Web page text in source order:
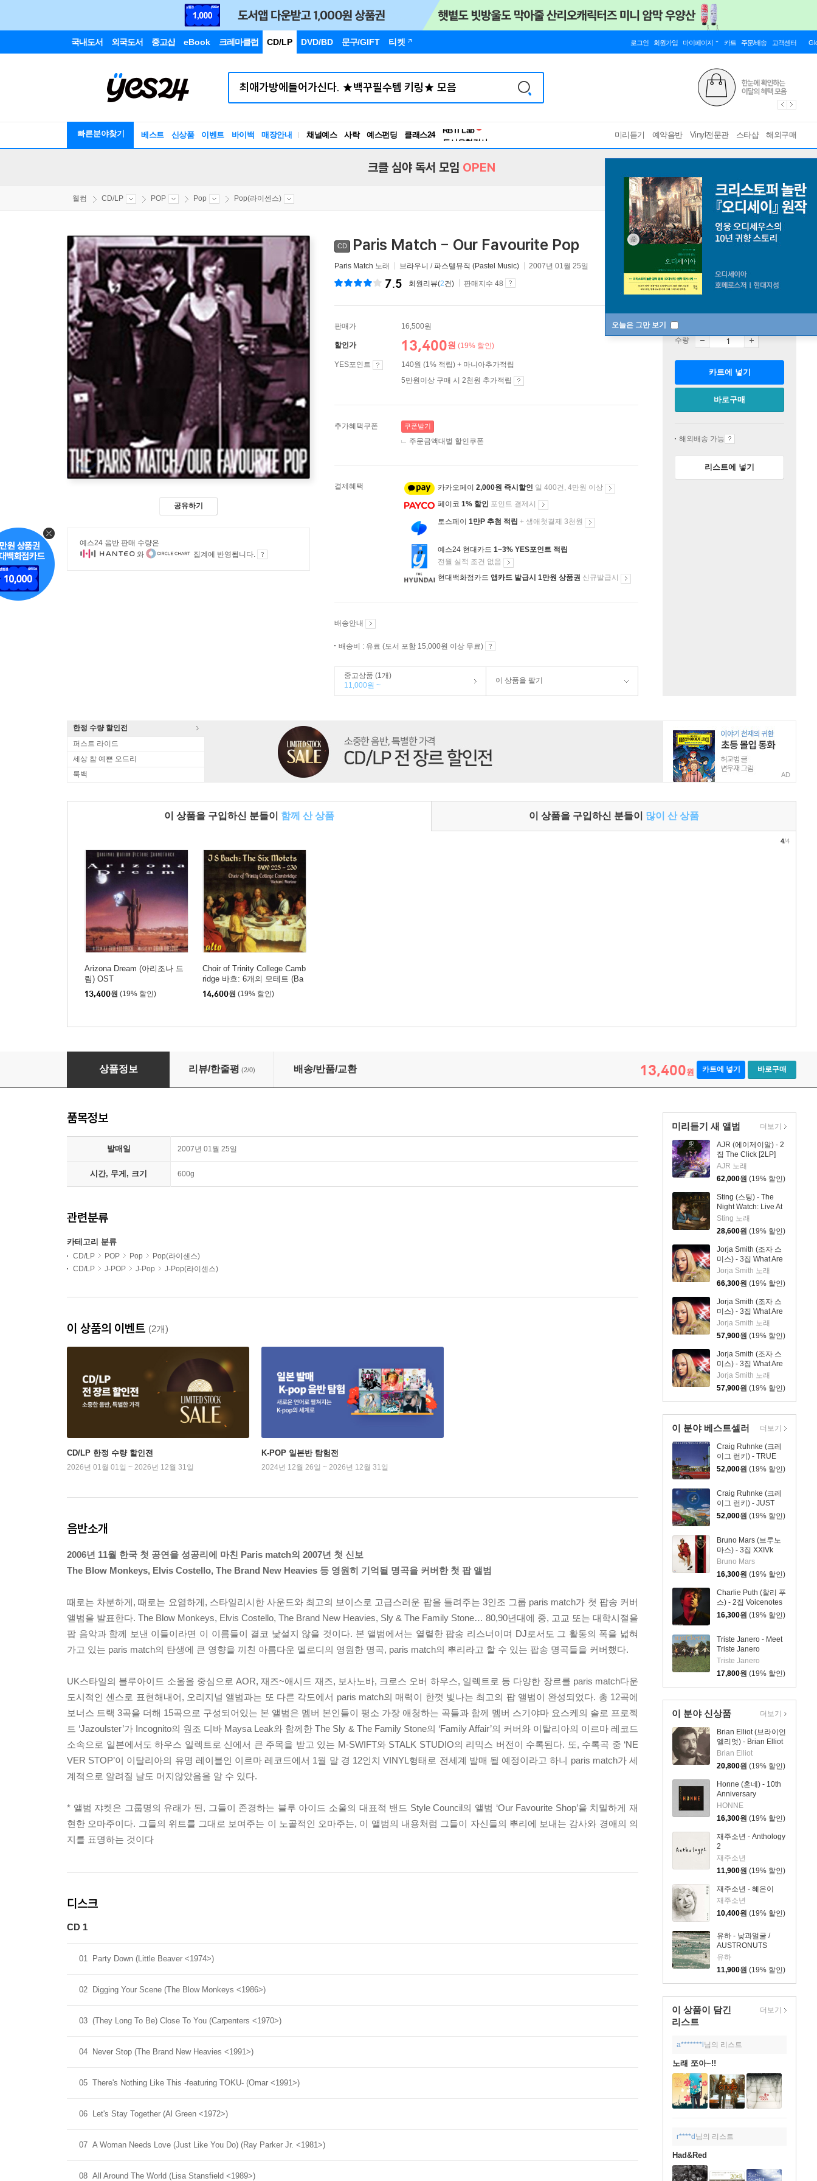
국내도서 외국도서 중고샵 eBook 크레마클럽 CD/LP DVD/BD 문구/GIFT 티켓 로그인 회원가입 마이페이지 카트 주문/배송 고객센터
빠른분야찾기 베스트 신상품 이벤트 바이백 매장안내 채널예스 사락 예스펀딩 클래스24
독서유형검사
미리듣기 예약음반 Vinyl전문관 스타샵 해외구매
오늘은 그만 보기
크클 심야 독서 모임 OPEN
웰컴 CD/LP POP Pop Pop(라이센스)
공유하기
예스24 음반 판매 수량은
와
집계에 반영됩니다.
CD Paris Match - Our Favourite Pop
Paris Match 노래 브라우니 /파스텔뮤직 (Pastel Music) 2007년 01월 25일
7.5 회원리뷰(2건) 판매지수 48
판매가 16,500원
할인가 13,400원 (19% 할인)
YES포인트
140원 (1% 적립) + 마니아추가적립
5만원이상 구매 시 2천원 추가적립
추가혜택쿠폰 쿠폰받기
주문금액대별 할인쿠폰
결제혜택 카카오페이 2,000원 즉시할인 일 400건, 4만원 이상
페이코 1% 할인 포인트 결제시
토스페이 1만P 추첨 적립 + 생애첫결제 3천원
예스24 현대카드 1~3% YES포인트 적립
전월 실적 조건 없음
현대백화점카드 앱카드 발급시 1만원 상품권 신규발급시
배송안내
배송비 : 유료 (도서 포함 15,000원 이상 무료)
중고상품 (1개)
11,000원 ~
이 상품을 팔기
판매중
수량
카트에 넣기
바로구매
해외배송 가능
리스트에 넣기
한정 수량 할인전
퍼스트 라이드
세상 참 예쁜 오드리
룩백
AD
이 상품을 구입하신 분들이 함께 산 상품 이 상품을 구입하신 분들이 많이 산 상품
Arizona Dream (아리조나 드
림) OST
13,400원 (19% 할인)
Choir of Trinity College Camb
ridge 바흐: 6개의 모테트 (Ba
ch: Motets, BWV225-230)
14,600원 (19% 할인)
4/4
Paris Match - Our Favourite Pop
상품정보 리뷰/한줄평 (2/0) 배송/반품/교환 13,400원 카트에 넣기 바로구매
미리듣기 새 앨범
AJR (에이제이알) - 2
집 The Click [2LP]
AJR 노래
62,000원 (19% 할인)
Sting (스팅) - The
Night Watch: Live At
The Rijksmuseum
Sting 노래
28,600원 (19% 할인)
Jorja Smith (조자 스
미스) - 3집 What Are
The Odds [스플래터
컬러 LP]
Jorja Smith 노래
66,300원 (19% 할인)
Jorja Smith (조자 스
미스) - 3집 What Are
The Odds [심플 오렌
지 컬러 LP]
Jorja Smith 노래
57,900원 (19% 할인)
Jorja Smith (조자 스
미스) - 3집 What Are
The Odds [심플 바이
올렛 컬러 LP]
Jorja Smith 노래
57,900원 (19% 할인)
더보기
이 분야 베스트셀러
Craig Ruhnke (크레
이그 런키) - TRUE
LOVE [LP]
52,000원 (19% 할인)
Craig Ruhnke (크레
이그 런키) - JUST
LIKE THE OLD
52,000원 (19% 할인)
Bruno Mars (브루노
마스) - 3집 XXIVk
Magic (24K 매직)
Bruno Mars
16,300원 (19% 할인)
Charlie Puth (찰리 푸
스) - 2집 Voicenotes
16,300원 (19% 할인)
Triste Janero - Meet
Triste Janero
Triste Janero
17,800원 (19% 할인)
더보기
이 분야 신상품
Brian Elliot (브라이언
엘리엇) - Brian Elliot
Brian Elliot
20,800원 (19% 할인)
Honne (혼네) - 10th
Anniversary
Compilation
[HONNE – 10]
HONNE
16,300원 (19% 할인)
재주소년 - Anthology
2
재주소년
11,900원 (19% 할인)
재주소년 - 혜은이
재주소년
10,400원 (19% 할인)
유하 - 낮과얼굴 /
AUSTRONUTS
유하
11,900원 (19% 할인)
더보기
이 상품이 담긴
리스트
더보기
a*******l 님의 리스트
노래 쪼아~!!
r****d 님의 리스트
Had&Red
품목정보
발매일 2007년 01월 25일
시간, 무게, 크기 600g
관련분류
카테고리 분류
CD/LP POP Pop
Pop(라이센스)
CD/LP
J-POP J-Pop J-Pop(라이센스)
이 상품의 이벤트 (2개)
CD/LP 한정 수량 할인전
2026년 01월 01일 ~ 2026년 12월 31일
K-POP 일본반 탐험전
2024년 12월 26일 ~ 2026년 12월 31일
음반소개
2006년 11월 한국 첫 공연을 성공리에 마친 Paris match의 2007년 첫 신보
The Blow Monkeys, Elvis Costello, The Brand New Heavies 등 영원히 기억될 명곡을 커버한 첫 팝 앨범
때로는 차분하게, 때로는 요염하게, 스타일리시한 사운드와 최고의 보이스로 고급스러운 팝을 들려주는 3인조 그룹 paris match가 첫 팝송 커버
앨범을 발표한다. The Blow Monkeys, Elvis Costello, The Brand New Heavies, Sly & The Family Stone… 80,90년대에 중, 고교 또는 대학시절을
팝 음악과 함께 보낸 이들이라면 이 이름들이 결코 낯설지 않을 것이다. 본 앨범에서는 열렬한 팝송 리스너이며 DJ로서도 그 활동의 폭을 넓혀
가고 있는 paris match의 탄생에 큰 영향을 끼친 아름다운 멜로디의 영원한 명곡, paris match의 뿌리라고 할 수 있는 팝송 명곡들을 커버했다.
UK스타일의 블루아이드 소울을 중심으로 AOR, 재즈~애시드 재즈, 보사노바, 크로스 오버 하우스, 일렉트로 등 다양한 장르를 paris match다운
도시적인 센스로 표현해내어, 오리지널 앨범과는 또 다른 각도에서 paris match의 매력이 한껏 빛나는 최고의 팝 앨범이 완성되었다. 총 12곡에
보너스 트랙 3곡을 더해 15곡으로 구성되어있는 본 앨범은 멤버 본인들이 평소 가장 애청하는 곡들과 함께 멤버 스기야마 요스케의 솔로 프로젝
트 ‘Jazoulster’가 Incognito의 원조 디바 Maysa Leak와 함께한 The Sly & The Family Stone의 ‘Family Affair’의 커버와 이탈리아의 이르마 레코드
소속으로 일본에서도 하우스 일렉트로 신에서 큰 주목을 받고 있는 M-SWIFT와 STALK STUDIO의 리믹스 버전이 수록된다. 또, 수록곡 중 ‘NE
VER STOP’이 이탈리아의 유명 레이블인 이르마 레코드에서 1월 말 경 12인치 VINYL형태로 전세계 발매 될 예정이라고 하니 paris match가 세
계적으로 알려질 날도 머지않았음을 알 수 있다.
* 앨범 쟈켓은 그룹명의 유래가 된, 그들이 존경하는 블루 아이드 소울의 대표적 밴드 Style Council의 앨범 ‘Our Favourite Shop’을 치밀하게 재
현한 오마주이다. 그들의 위트를 그대로 보여주는 이 노골적인 오마주는, 이 앨범의 내용처럼 그들이 자신들의 뿌리에 보내는 감사와 경애의 의
지를 표명하는 것이다
디스크
CD 1
01 Party Down (Little Beaver <1974>)
02 Digging Your Scene (The Blow Monkeys <1986>)
03 (They Long To Be) Close To You (Carpenters <1970>)
04 Never Stop (The Brand New Heavies <1991>)
05 There's Nothing Like This -featuring TOKU- (Omar <1991>)
06 Let's Stay Together (Al Green <1972>)
07 A Woman Needs Love (Just Like You Do) (Ray Parker Jr. <1981>)
08 All Around The World (Lisa Stansfield <1989>)